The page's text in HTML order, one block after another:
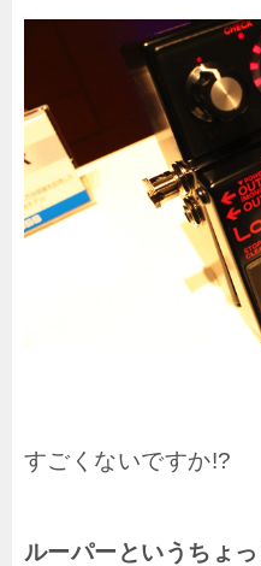
すごくないですか!?
ルーパーというちょ